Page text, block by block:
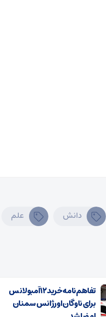
دانش علم
تفاهم‌نامه خرید ۱۲ آمبولانس
برای ناوگان اورژانس سمنان